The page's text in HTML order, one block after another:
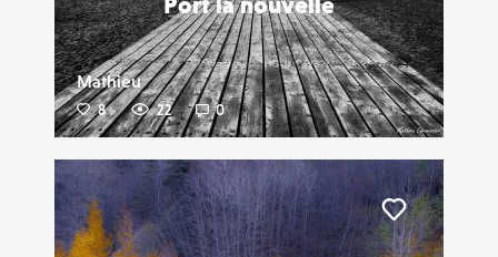
Mathieu
8 22 0
Liker